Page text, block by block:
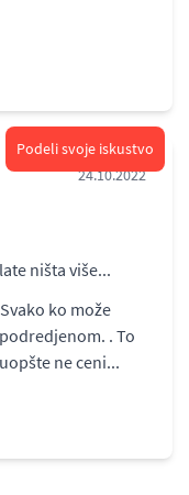
24.10.2022
ništa više...
ko može
. To
ne ceni...
Podeli svoje iskustvo